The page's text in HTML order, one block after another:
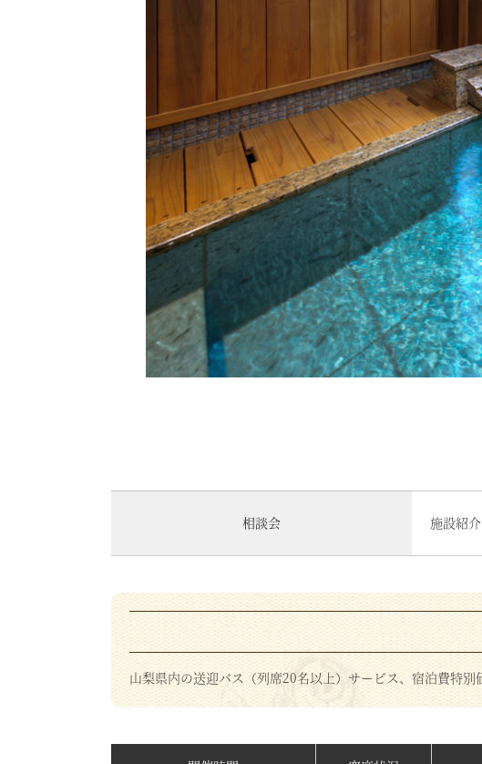
相談会 施設紹
山梨県内の送迎バス（列席20名以上）サービス、宿泊費特別